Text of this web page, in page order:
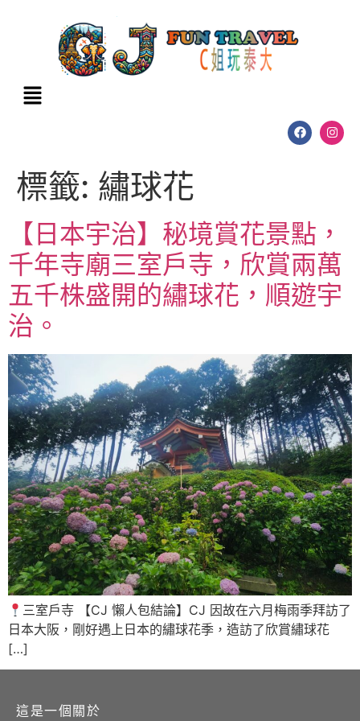
標籤: 繡球花
【日本宇治】秘境賞花景點，
千年寺廟三室戶寺，欣賞兩萬
五千株盛開的繡球花，順遊宇
治。
三室戶寺 【CJ 懶人包結論】CJ 因故在六月梅雨季拜訪了
日本大阪，剛好遇上日本的繡球花季，造訪了欣賞繡球花
[…]
這是一個關於